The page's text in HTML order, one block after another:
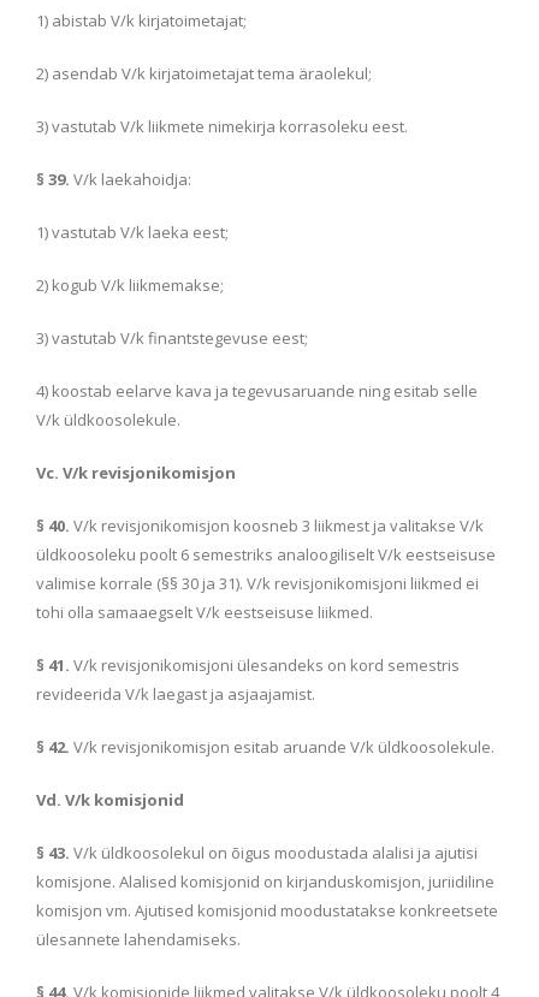
1) abistab V/k kirjatoimetajat;
2) asendab V/k kirjatoimetajat tema äraolekul;
3) vastutab V/k liikmete nimekirja korrasoleku eest.
§ 39. V/k laekahoidja:
1) vastutab V/k laeka eest;
2) kogub V/k liikmemakse;
3) vastutab V/k finantstegevuse eest;
4) koostab eelarve kava ja tegevusaruande ning esitab selle
V/k üldkoosolekule.
Vc. V/k revisjonikomisjon
§ 40. V/k revisjonikomisjon koosneb 3 liikmest ja valitakse V/k
üldkoosoleku poolt 6 semestriks analoogiliselt V/k eestseisuse
valimise korrale (§§ 30 ja 31). V/k revisjonikomisjoni liikmed ei
tohi olla samaaegselt V/k eestseisuse liikmed.
§ 41. V/k revisjonikomisjoni ülesandeks on kord semestris
revideerida V/k laegast ja asjaajamist.
§ 42. V/k revisjonikomisjon esitab aruande V/k üldkoosolekule.
Vd. V/k komisjonid
§ 43. V/k üldkoosolekul on õigus moodustada alalisi ja ajutisi
komisjone. Alalised komisjonid on kirjanduskomisjon, juriidiline
komisjon vm. Ajutised komisjonid moodustatakse konkreetsete
ülesannete lahendamiseks.
§ 44. V/k komisjonide liikmed valitakse V/k üldkoosoleku poolt 4